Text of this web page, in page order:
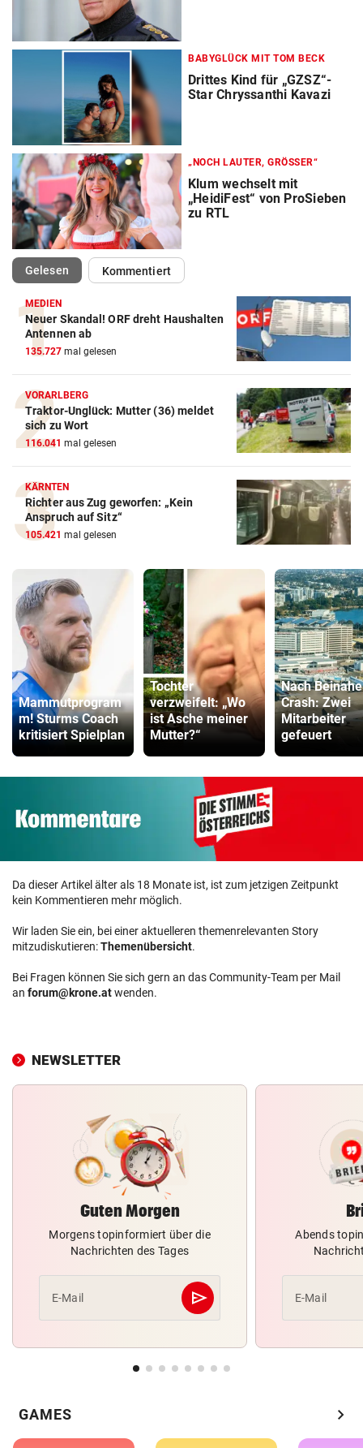
BABYGLÜCK MIT TOM BECK
Drittes Kind für „GZSZ“-
Star Chryssanthi Kavazi
„NOCH LAUTER, GRÖSSER“
Klum wechselt mit
„HeidiFest“ von ProSieben
zu RTL
Gelesen(ausgewählt)Kommentiert
MEDIEN
Neuer Skandal! ORF dreht Haushalten
Antennen ab
135.727 mal gelesen
VORARLBERG
Traktor-Unglück: Mutter (36) meldet
sich zu Wort
116.041 mal gelesen
KÄRNTEN
Richter aus Zug geworfen: „Kein
Anspruch auf Sitz“
105.421 mal gelesen
Mammutprogram
m! Sturms Coach
kritisiert Spielplan
Tochter
verzweifelt: „Wo
ist Asche meiner
Mutter?“
Nach
Crash: Zwei
Mitarbeiter
gefeuert
Da dieser Artikel älter als 18 Monate ist, ist zum jetzigen Zeitpunkt
kein Kommentieren mehr möglich.
Wir laden Sie ein, bei einer aktuelleren themenrelevanten Story
mitzudiskutieren:Themenübersicht.
Bei Fragen können Sie sich gern an das Community-Team per Mail
an forum@krone.atwenden.
NEWSLETTER
Guten Morgen
Morgens topinformiert über die
Nachrichten des Tages
E-Mail send
Abschicken
Abends
E-Mail
GAMES chevron_right